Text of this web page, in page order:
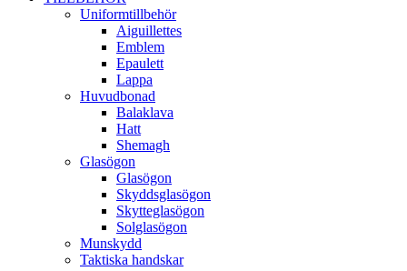
Uniformtillbehör
Aiguillettes
Emblem
Epaulett
Lappa
Huvudbonad
Balaklava
Hatt
Shemagh
Glasögon
Glasögon
Skyddsglasögon
Skytteglasögon
Solglasögon
Munskydd
Taktiska handskar